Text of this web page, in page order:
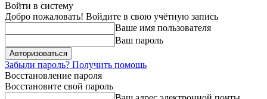
Войти в систему
Добро пожаловать! Войдите в свою учётную запись
Ваше имя пользователя
Ваш пароль
Забыли пароль? Получить помощь
Восстановление пароля
Восстановите свой пароль